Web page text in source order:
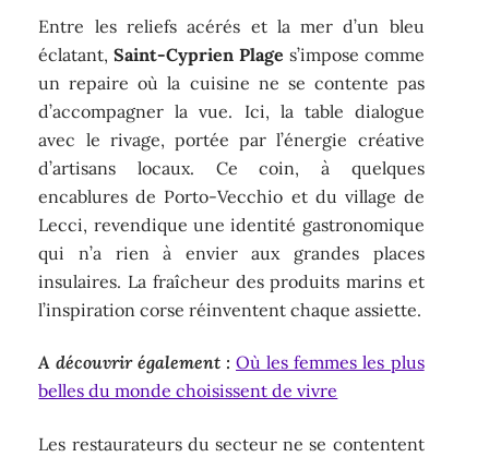
Entre les reliefs acérés et la mer d’un bleu
éclatant,Saint-Cyprien Plage s’impose comme
un repaire où la cuisine ne se contente pas
d’accompagner la vue. Ici, la table dialogue
avec le rivage, portée par l’énergie créative
d’artisans locaux. Ce coin, à quelques
encablures de Porto-Vecchio et du village de
Lecci, revendique une identité gastronomique
qui n’a rien à envier aux grandes places
insulaires. La fraîcheur des produits marins et
l’inspiration corse réinventent chaque assiette.
A découvrir également : Où les femmes les plus
belles du monde choisissent de vivre
Les restaurateurs du secteur ne se contentent